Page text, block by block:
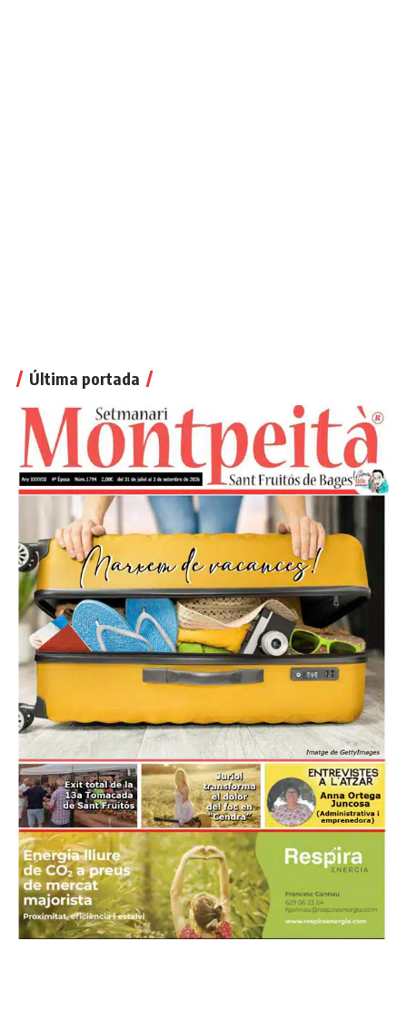
Última portada